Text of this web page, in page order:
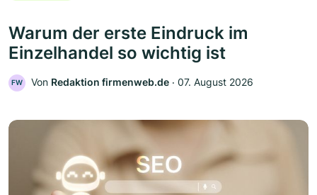
Warum der erste Eindruck im
Einzelhandel so wichtig ist
FW Von Redaktion firmenweb.de ‧ 07. August 2026